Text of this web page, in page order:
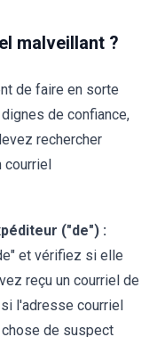
malveillant ?
de faire en sorte
de confiance,
rechercher
courriel
("de") :
et vérifiez si elle
reçu un courriel de
l'adresse courriel
de suspect